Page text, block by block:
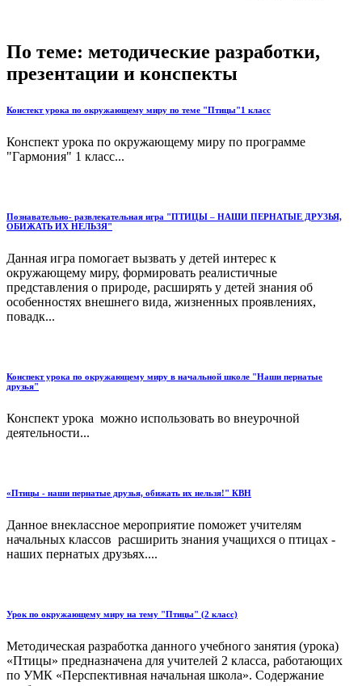
По теме: методические разработки,
презентации и конспекты
Констект урока по окружающему миру по теме "Птицы"1 класс
Конспект урока по окружающему миру по программе
"Гармония" 1 класс...
Познавательно- развлекательная игра "ПТИЦЫ – НАШИ ПЕРНАТЫЕ ДРУЗЬЯ,
ОБИЖАТЬ ИХ НЕЛЬЗЯ"
Данная игра помогает вызвать у детей интерес к
окружающему миру, формировать реалистичные
представления о природе, расширять у детей знания об
особенностях внешнего вида, жизненных проявлениях,
повадк...
Конспект урока по окружающему миру в начальной школе "Наши пернатые
друзья"
Конспект урока можно использовать во внеурочной
деятельности...
«Птицы - наши пернатые друзья, обижать их нельзя!" КВН
Данное внеклассное мероприятие поможет учителям
начальных классов расширить знания учащихся о птицах -
наших пернатых друзьях....
Урок по окружающему миру на тему "Птицы" (2 класс)
Методическая разработка данного учебного занятия (урока)
«Птицы» предназначена для учителей 2 класса, работающих
по УМК «Перспективная начальная школа». Содержание